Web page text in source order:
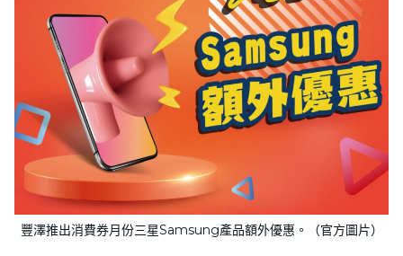
豐澤推出消費券月份三星Samsung產品額外優惠。（官方圖片）